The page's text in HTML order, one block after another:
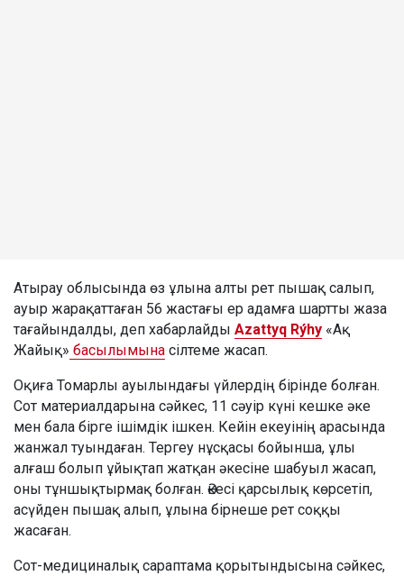
Атырау облысында өз ұлына алты рет пышақ салып,
ауыр жарақаттаған 56 жастағы ер адамға шартты жаза
тағайындалды, деп хабарлайды Azattyq Rýhy «Ақ
Жайық» басылымына сілтеме жасап.
Оқиға Томарлы ауылындағы үйлердің бірінде болған.
Сот материалдарына сәйкес, 11 сәуір күні кешке әке
мен бала бірге ішімдік ішкен. Кейін екеуінің арасында
жанжал туындаған. Тергеу нұсқасы бойынша, ұлы
алғаш болып ұйықтап жатқан әкесіне шабуыл жасап,
оны тұншықтырмақ болған. Әкесі қарсылық көрсетіп,
асүйден пышақ алып, ұлына бірнеше рет соққы
жасаған.
Сот-медициналық сараптама қорытындысына сәйкес,